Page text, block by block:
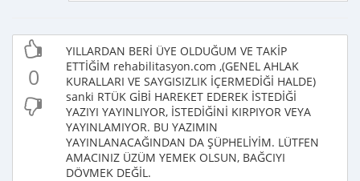
0
YILLARDAN BERİ ÜYE OLDUĞUM VE TAKİP
ETTİĞİM rehabilitasyon.com ,(GENEL AHLAK
KURALLARI VE SAYGISIZLIK İÇERMEDİĞİ HALDE)
sanki RTÜK GİBİ HAREKET EDEREK İSTEDİĞİ
YAZIYI YAYINLIYOR, İSTEDİĞİNİ KIRPIYOR VEYA
YAYINLAMIYOR. BU YAZIMIN
YAYINLANACAĞINDAN DA ŞÜPHELİYİM. LÜTFEN
AMACINIZ ÜZÜM YEMEK OLSUN, BAĞCIYI
DÖVMEK DEĞİL.